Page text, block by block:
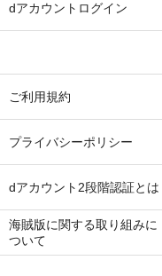
dアカウントログイン
ご利用規約
プライバシーポリシー
dアカウント2段階認証とは
海賊版に関する取り組みに
ついて